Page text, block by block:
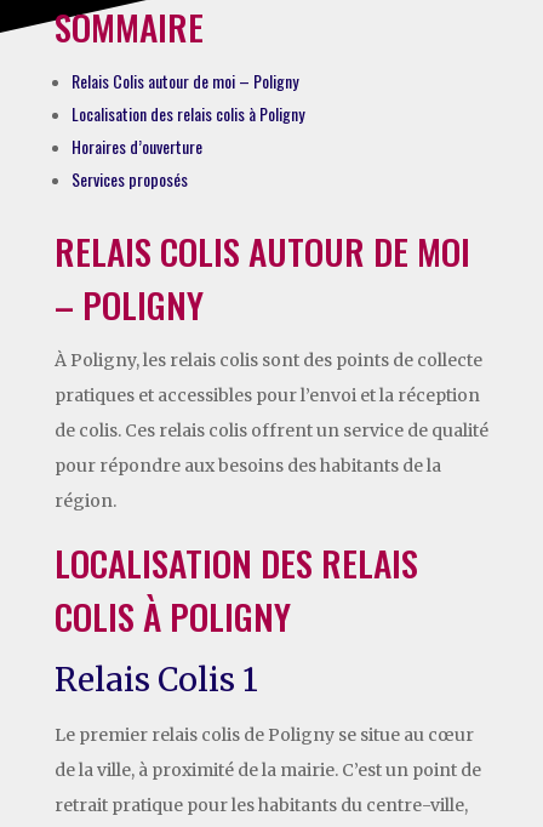
SOMMAIRE
Relais Colis autour de moi – Poligny
Localisation des relais colis à Poligny
Horaires d’ouverture
Services proposés
RELAIS COLIS AUTOUR DE MOI
– POLIGNY
À Poligny, les relais colis sont des points de collecte
pratiques et accessibles pour l’envoi et la réception
de colis. Ces relais colis offrent un service de qualité
pour répondre aux besoins des habitants de la
région.
LOCALISATION DES RELAIS
COLIS À POLIGNY
Relais Colis 1
Le premier relais colis de Poligny se situe au cœur
de la ville, à proximité de la mairie. C’est un point de
retrait pratique pour les habitants du centre-ville,